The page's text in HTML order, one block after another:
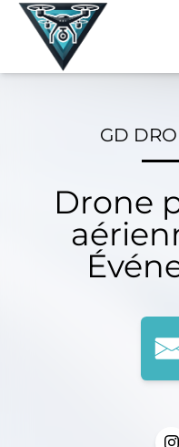
Skip
GD
Drone